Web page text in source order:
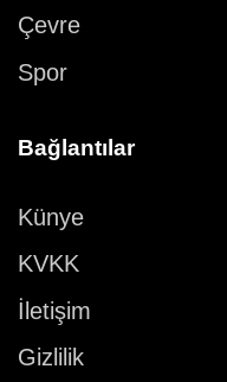
Çevre
Spor
Bağlantılar
Künye
KVKK
İletişim
Gizlilik